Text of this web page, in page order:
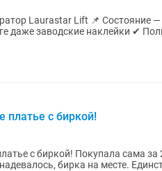
— абсолютно новый! ✔ Не пользовались
заводские наклейки ✔ Полный комплект 💨
платье с биркой!
27 500 ₸, продаю за 20 000 тыс. Платье
бирка на месте.